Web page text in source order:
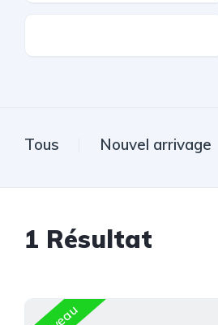
Tous Nouvel arrivage
1 Résultat